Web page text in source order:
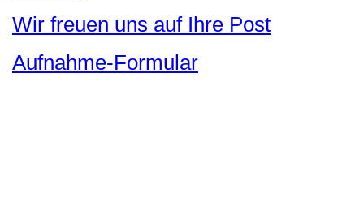
Wir freuen uns auf Ihre Post
Aufnahme-Formular